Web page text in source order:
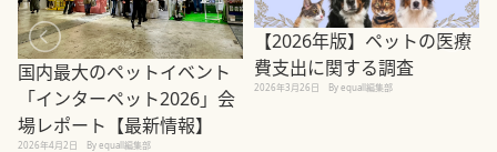
国内最大のペットイベント
「インターペット2026」会
場レポート【最新情報】
2026年4月2日 By equall編集部
【2026年版】ペットの医療
費支出に関する調査
2026年3月26日 By equall編集部